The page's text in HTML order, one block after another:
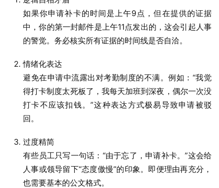
如果你申请补卡的时间是上午9点，但在提供的证据
中，你的第一封邮件是上午11点发出的，这会引起人事
的警觉。务必核实所有证据的时间线是否自洽。
情绪化表达
避免在申请中流露出对考勤制度的不满。例如：“我觉
得打卡制度太死板了，我每天加班到深夜，偶尔一次没
打卡不应该扣钱。”这种表达方式极易导致申请被驳
回。
过度精简
有些员工只写一句话：“由于忘了，申请补卡。”这会给
人事或领导留下“态度傲慢”的印象。即便理由再充分，
也需要基本的公文格式。